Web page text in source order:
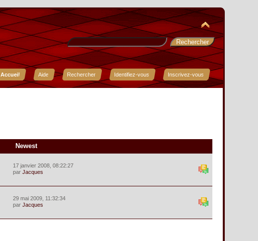
Accueil
Aide Rechercher Identifiez-vous Inscrivez-vous
Newest
17 janvier 2008, 08:22:27
parJacques
29 mai 2009, 11:32:34
parJacques